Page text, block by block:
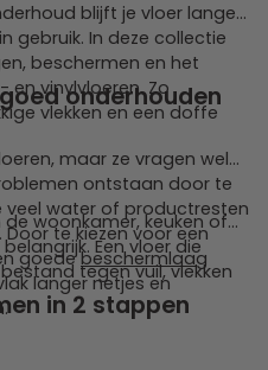
blijft je vloer langer
gebruik. In deze collectie
beschermen en het
vinylvloeren. Zo
vlekken en een doffe
onderhouden
maar ze vragen wel
ontstaan door te
water of productresten
te kiezen voor een
goedebeschermlaag
langer netjes en
woonkamer, keuken of
Een vloer die
tegen vuil, vlekken
in 2 stappen